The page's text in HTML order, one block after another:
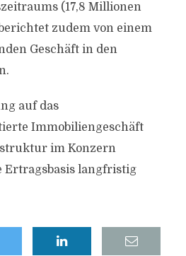
(17,8 Millionen
zudem von einem
Geschäft in den
auf das
Immobiliengeschäft
im Konzern
Ertragsbasis langfristig